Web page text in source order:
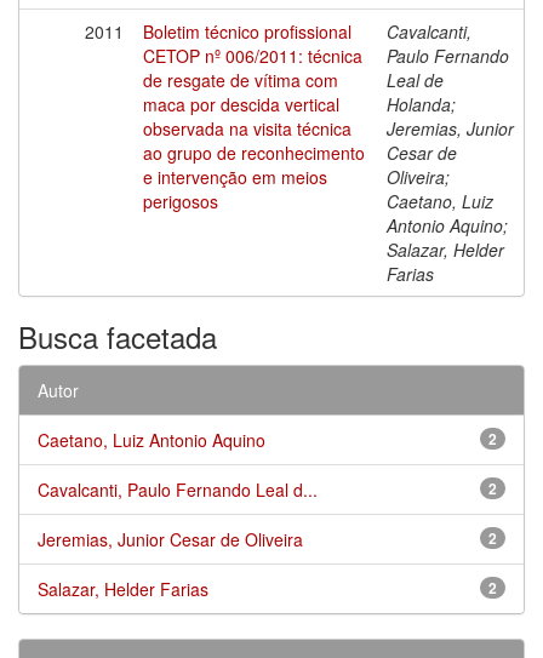
2011
Boletim técnico profissional
CETOP nº 006/2011: técnica
de resgate de vítima com
maca por descida vertical
observada na visita técnica
ao grupo de reconhecimento
e intervenção em meios
perigosos
Cavalcanti,
Paulo Fernando
Leal de
Holanda;
Jeremias, Junior
Cesar de
Oliveira;
Caetano, Luiz
Antonio Aquino;
Salazar, Helder
Farias
Busca facetada
Autor
2
Caetano, Luiz Antonio Aquino
2
Cavalcanti, Paulo Fernando Leal d...
2
Jeremias, Junior Cesar de Oliveira
2
Salazar, Helder Farias